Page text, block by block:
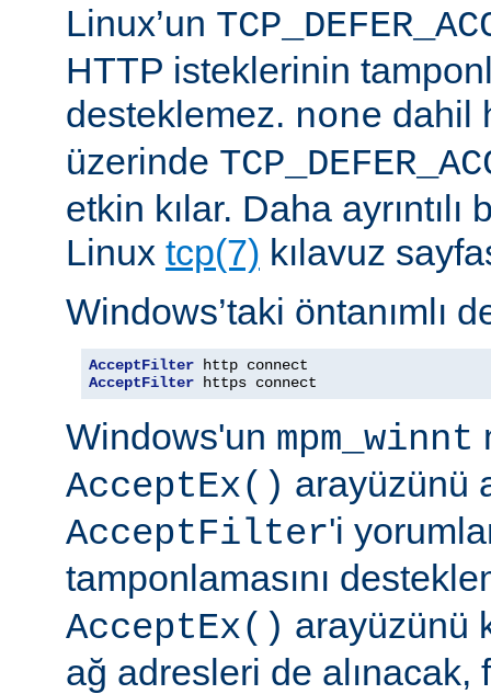
Linux’un
HTTP isteklerinin
desteklemez. none dahil
üzerinde
etkin kılar. Daha
Linux tcp(7) kılavuz
Windows’taki öntanımlı
AcceptFilter
AcceptFilter https connect
Windows'un mpm_winnt
AcceptEx() arayüzünü
AcceptFilter'i
tamponlamasını
AcceptEx() arayüzünü
ağ adresleri de alınacak,